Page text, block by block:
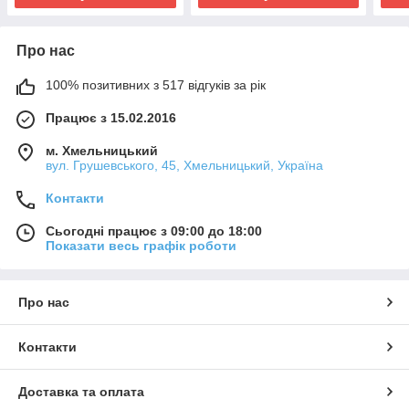
Про нас
100% позитивних з 517 відгуків за рік
Працює з 15.02.2016
м. Хмельницький
вул. Грушевського, 45, Хмельницький, Україна
Контакти
Сьогодні працює з 09:00 до 18:00
Показати весь графік роботи
Про нас
Контакти
Доставка та оплата